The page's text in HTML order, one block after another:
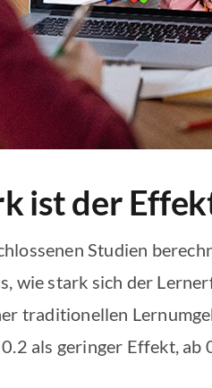
ist der
Studien
wie stark sich der
traditionellen
als geringer Effekt,